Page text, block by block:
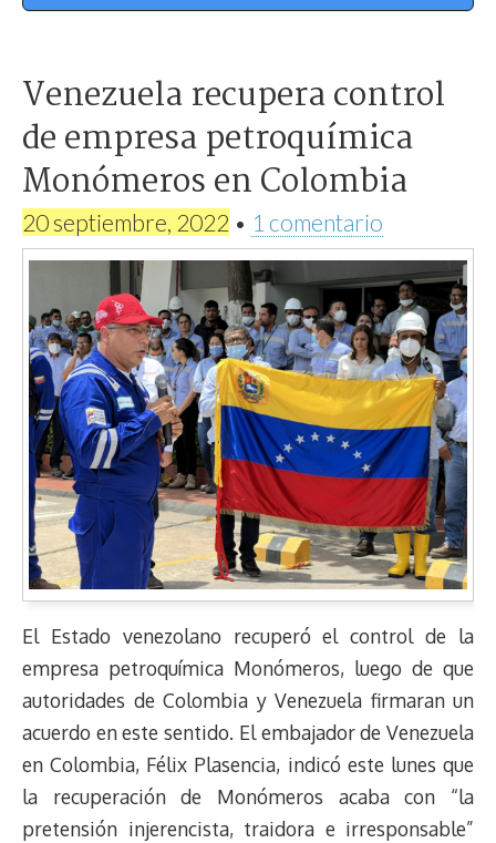
Venezuela recupera control
de empresa petroquímica
Monómeros en Colombia
20 septiembre, 2022 • 1 comentario
El Estado venezolano recuperó el control de la
empresa petroquímica Monómeros, luego de que
autoridades de Colombia y Venezuela firmaran un
acuerdo en este sentido. El embajador de Venezuela
en Colombia, Félix Plasencia, indicó este lunes que
la recuperación de Monómeros acaba con “la
pretensión injerencista, traidora e irresponsable”